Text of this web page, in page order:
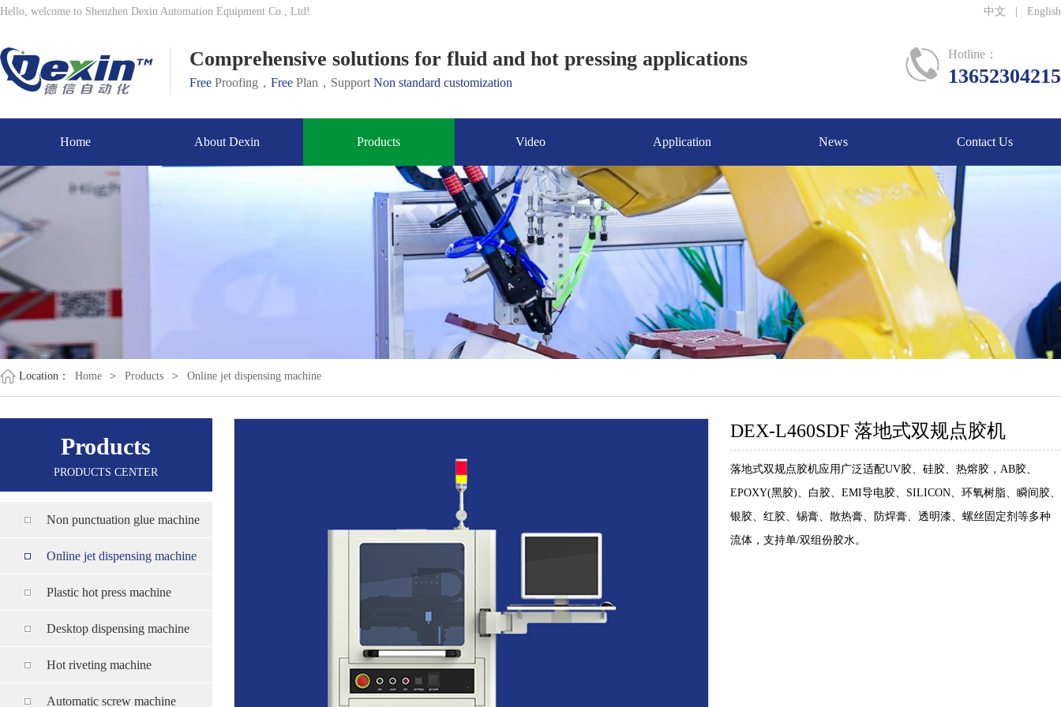
Hello, welcome to Shenzhen Dexin Automation Equipment Co., Ltd! 中文 English
Comprehensive solutions for fluid and hot pressing applications
Free Proofing， Free Plan，Support Non standard customization
Hotline：
13652304215
Home About Dexin Products Video Application News Contact Us
Location： Home > Products > Online jet dispensing machine
Products
PRODUCTS CENTER
Non punctuation glue machine
Online jet dispensing machine
Plastic hot press machine
Desktop dispensing machine
Hot riveting machine
Automatic screw machine
DEX-L460SDF 落地式双规点胶机
落地式双规点胶机应用广泛适配UV胶、硅胶、热熔胶，AB胶、
EPOXY(黑胶)、白胶、EMI导电胶、SILICON、环氧树脂、瞬间胶、
银胶、红胶、锡膏、散热膏、防焊膏、透明漆、螺丝固定剂等多种
流体，支持单/双组份胶水。